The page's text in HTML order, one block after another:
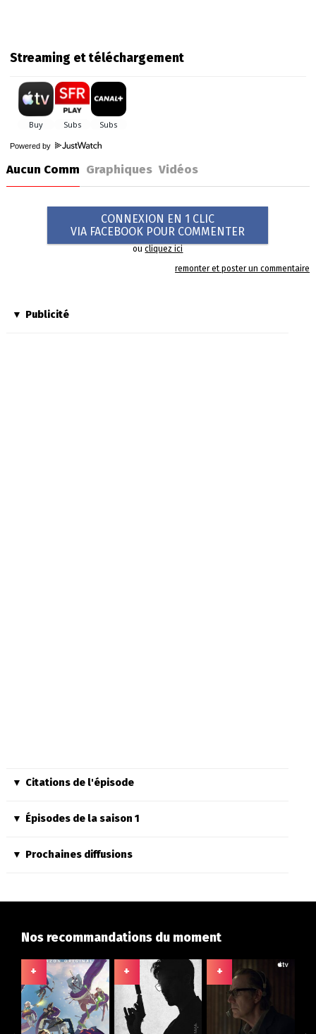
Streaming et téléchargement
Powered by
Aucun Comm Graphiques Vidéos
CONNEXION EN 1 CLIC
VIA FACEBOOK POUR COMMENTER
oucliquez ici
remonter et poster un commentaire
Publicité
Citations de l'épisode
Épisodes de la saison 1
Prochaines diffusions
Nos recommandations du moment
+ + +